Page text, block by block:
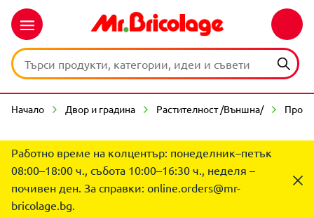
Начало Двор и градина Растителност /Външна/
Работно време на колцентър: понеделник–петък
08:00–18:00 ч., събота 10:00–16:30 ч., неделя –
почивен ден. За справки: online.orders@mr-
bricolage.bg.